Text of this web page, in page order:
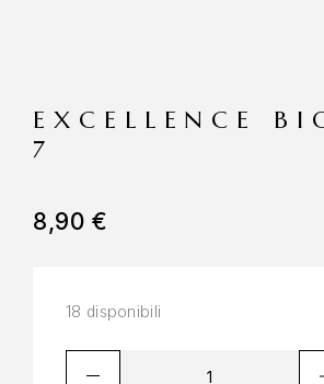
EXCELLENCE
7
8,90€
18 disponibili